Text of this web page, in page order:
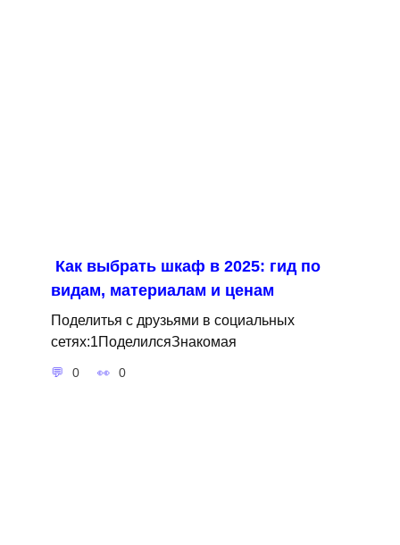
Как выбрать шкаф в 2025: гид по
видам, материалам и ценам
Поделитья с друзьями в социальных
сетях:1ПоделилсяЗнакомая
0 0